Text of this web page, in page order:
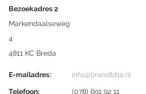
Bezoekadres 2
Markendaalseweg
4
4811 KC Breda
E-mailadres: info@brandbba.nl
Telefoon: (078) 691 92 11